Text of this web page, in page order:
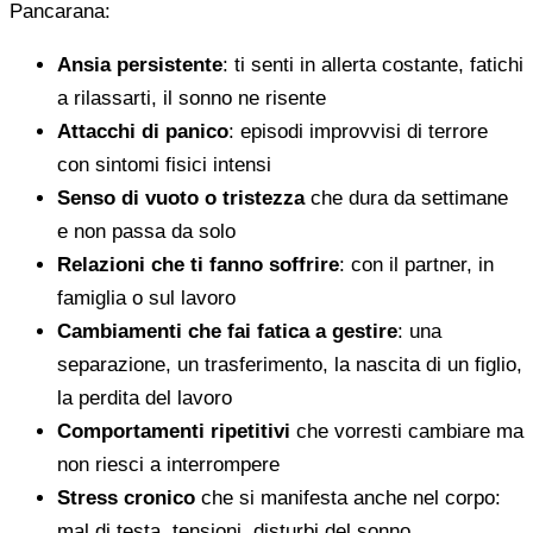
Pancarana:
Ansia persistente: ti senti in allerta costante, fatichi
a rilassarti, il sonno ne risente
Attacchi di panico: episodi improvvisi di terrore
con sintomi fisici intensi
Senso di vuoto o tristezzache dura da settimane
e non passa da solo
Relazioni che ti fanno soffrire: con il partner, in
famiglia o sul lavoro
Cambiamenti che fai fatica a gestire: una
separazione, un trasferimento, la nascita di un figlio,
la perdita del lavoro
Comportamenti ripetitivi che vorresti cambiare ma
non riesci a interrompere
Stress cronico che si manifesta anche nel corpo: